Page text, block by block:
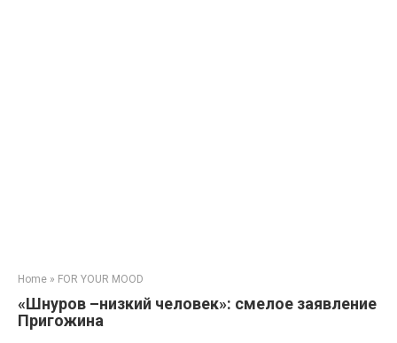
Home » FOR YOUR MOOD
«Шнуров –низкий человек»: смелое заявление
Пригожина